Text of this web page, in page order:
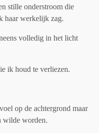
stille onderstroom die
haar werkelijk zag.
volledig in het licht
ik houd te verliezen.
op de achtergrond maar
wilde worden.